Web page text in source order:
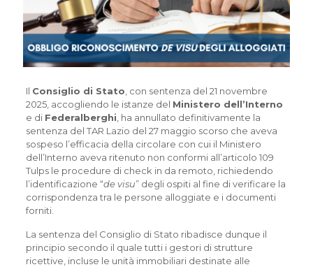
Il Consiglio di Stato, con sentenza del 21 novembre
2025, accogliendo le istanze del Ministero dell’Interno
e di Federalberghi, ha annullato definitivamente la
sentenza del TAR Lazio del 27 maggio scorso che aveva
sospeso l’efficacia della circolare con cui il Ministero
dell’Interno aveva ritenuto non conformi all’articolo 109
Tulps le procedure di check in da remoto, richiedendo
l’identificazione “de visu” degli ospiti al fine di verificare la
corrispondenza tra le persone alloggiate e i documenti
forniti.
La sentenza del Consiglio di Stato ribadisce dunque il
principio secondo il quale tutti i gestori di strutture
ricettive, incluse le unità immobiliari destinate alle